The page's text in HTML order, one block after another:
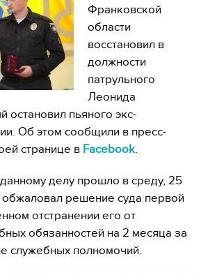
Франковской
области
восстановил в
должности
патрульного
Леонида
остановил пьяного экс-
Об этом сообщили в пресс-
странице в Facebook.
делу прошло в среду, 25
обжаловал решение суда первой
отстранении его от
обязанностей на 2 месяца за
служебных полномочий.